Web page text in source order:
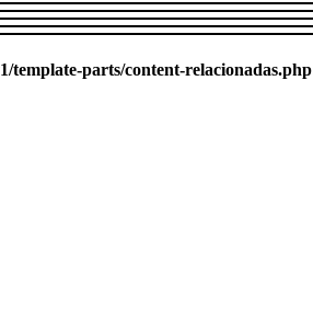
parts/content-relacionadas.php